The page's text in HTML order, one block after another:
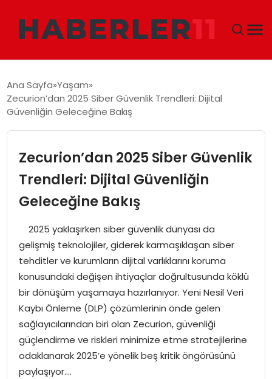
DÜNYA
TEKNOLOJI
EĞITIM
MAGAZIN
SPOR
YAŞAM
Ana Sayfa Yaşam
Zecurion’dan 2025 Siber Güvenlik Trendleri: Dijital
Güvenliğin Geleceğine Bakış
Zecurion’dan 2025 Siber Güvenlik
Trendleri: Dijital Güvenliğin
Geleceğine Bakış
2025 yaklaşırken siber güvenlik dünyası da
gelişmiş teknolojiler, giderek karmaşıklaşan siber
tehditler ve kurumların dijital varlıklarını koruma
konusundaki değişen ihtiyaçlar doğrultusunda köklü
bir dönüşüm yaşamaya hazırlanıyor. Yeni Nesil Veri
Kaybı Önleme (DLP) çözümlerinin önde gelen
sağlayıcılarından biri olan Zecurion, güvenliği
güçlendirme ve riskleri minimize etme stratejilerine
odaklanarak 2025’e yönelik beş kritik öngörüsünü
paylaşıyor….